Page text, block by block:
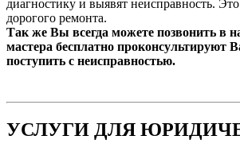
диагностику и выявят неисправность.
дорогого ремонта.
Так же Вы всегда можете позвонить в
мастера бесплатно проконсультируют
поступить с неисправностью.
УСЛУГИ ДЛЯ